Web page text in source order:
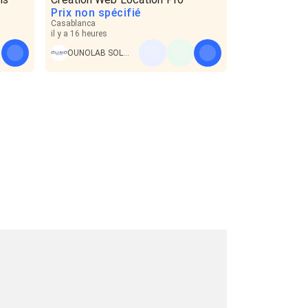
Prix non spécifié
Casablanca
il y a 16 heures